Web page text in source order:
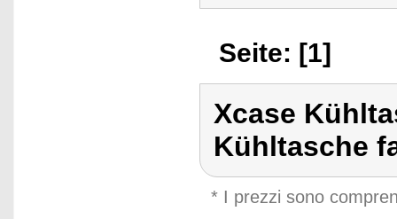
Seite: [1]
Xcase
Kühltasche
* I prezzi sono